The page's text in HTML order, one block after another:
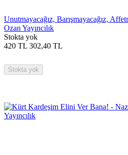
Unutmayacağız, Barışmayacağız,
Ozan Yayıncılık
Stokta yok
420 TL 302,40 TL
Stokta yok